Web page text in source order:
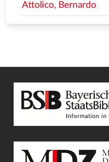
Attolico, Bernardo